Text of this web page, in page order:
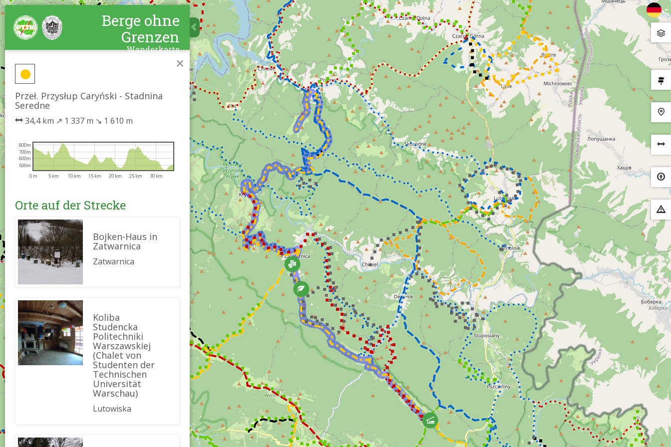
Berge ohne
Grenzen
Wanderkarte
×
Przeł. Przysłup Caryński - Stadnina
Seredne
34,4 km ↗ 1 337 m ↘ 1 610 m
0 m 5 km 10 km 15 km 20 km 25 km 30 km
500m
600m
700m
800m
Orte auf der Strecke
Bojken-Haus in
Zatwarnica
Zatwarnica
Koliba
Studencka
Politechniki
Warszawskiej
(Chalet von
Studenten der
Technischen
Universität
Warschau)
Lutowiska